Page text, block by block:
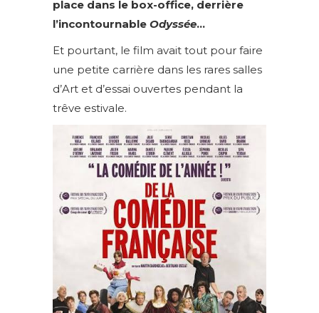
place dans le box-office, derrière
l’incontournable Odyssée…
Et pourtant, le film avait tout pour faire
une petite carrière dans les rares salles
d’Art et d’essai ouvertes pendant la
trêve estivale.